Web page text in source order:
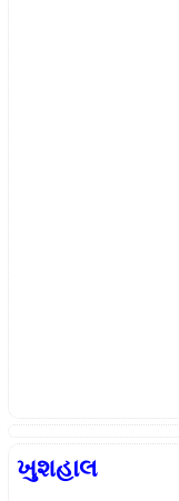
ખુશહાલ